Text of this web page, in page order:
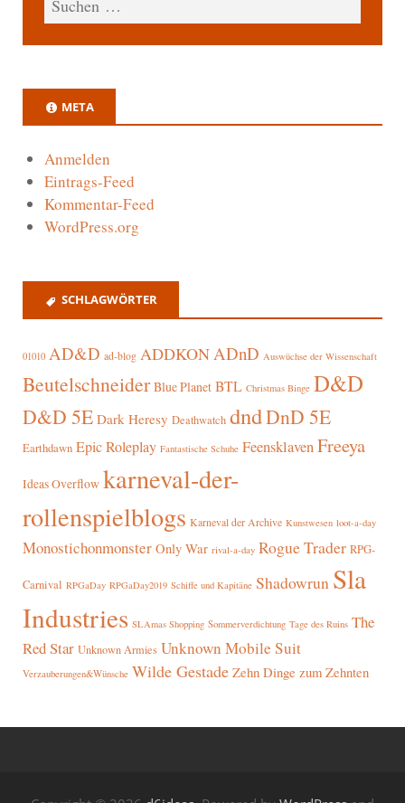
META
Anmelden
Eintrags-Feed
Kommentar-Feed
WordPress.org
SCHLAGWÖRTER
01010 AD&D ad-blog ADDKON ADnD Auswüchse der Wissenschaft
Beutelschneider Blue Planet BTL Christmas Binge D&D
D&D 5E Dark Heresy Deathwatch dndDnD 5E
Earthdawn Epic Roleplay Fantastische Schuhe FeensklavenFreeya
Ideas Overflow karneval-der-
rollenspielblogs Karneval der Archive Kunstwesen loot-a-day
Monostichonmonster Only War rival-a-day Rogue Trader RPG-
Carnival RPGaDay RPGaDay2019 Schiffe und Kapitäne Shadowrun Sla
Industries SLAmas Shopping Sommerverdichtung Tage des Ruins The
Red Star Unknown Armies Unknown Mobile Suit
Verzauberungen&Wünsche Wilde Gestade Zehn Dinge zum Zehnten